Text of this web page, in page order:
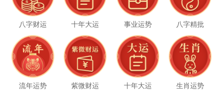
八字财运 十年大运 事业运势 八字精批
流年运势 紫微财运 十年大运 生肖运势